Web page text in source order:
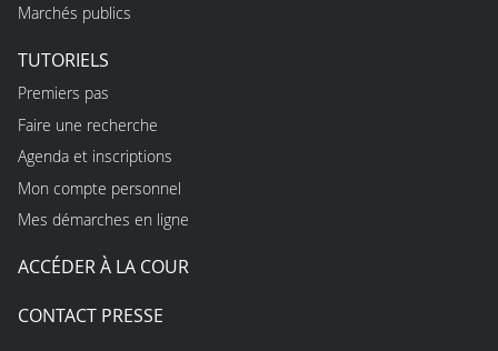
Marchés publics
TUTORIELS
Premiers pas
Faire une recherche
Agenda et inscriptions
Mon compte personnel
Mes démarches en ligne
ACCÉDER À LA COUR
CONTACT PRESSE